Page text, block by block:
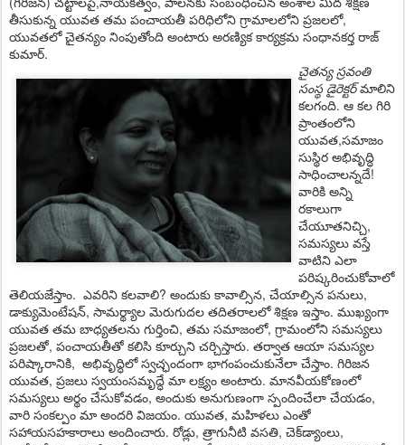
తీసుకున్న యువ‌త త‌మ పంచాయ‌తీ ప‌రిధిలోని గ్రామాలలోని ప్ర‌జ‌ల‌లో,
యువ‌తలో చైత‌న్యం నింపుతోంది అంటారు అర‌ణ్యిక కార్య‌క్ర‌మ సంధాన‌క‌ర్త‌ రాజ్
కుమార్.
చైత‌న్య స్ర‌వంతి
సంస్థ డైరెక్ట‌ర్మాలిని
కలగంది. ఆ కల గిరి
ప్రాంతంలోని
యువ‌త,స‌మాజం
సుస్థిర అభివృద్ధి
సాధించాలన్నదే!
వారికి అన్ని
ర‌కాలుగా
చేయూత‌నిచ్చి,
స‌మ‌స్య‌లు వ‌స్తే
వాటిని ఎలా
ప‌రిష్కరించుకోవాలో
తెలియ‌జేస్తాం. ఎవ‌రిని క‌ల‌వాలి? అందుకు కావాల్సిన‌, చేయాల్సిన ప‌నులు,
డాక్యుమెంటేష‌న్‌, సామ‌ర్థ్యాల మెరుగుద‌ల త‌దిత‌రాల‌లో శిక్ష‌ణ ఇస్తాం. ముఖ్యంగా
యువ‌త త‌మ బాధ్య‌త‌ల‌ను గుర్తించి, త‌మ స‌మాజంలో, గ్రామంలోని స‌మ‌స్య‌లు
ప్ర‌జ‌ల‌తో, పంచాయ‌తీతో క‌లిసి కూర్చుని చ‌ర్చిస్తారు. త‌ర్వాత ఆయా స‌మ‌స్య‌ల
ప‌రిష్కారానికి, అభివృద్ధిలో స్వ‌చ్ఛందంగా భాగంపంచుకునేలా చేస్తాం. గిరిజన
యువ‌త‌, ప్ర‌జ‌లు స్వ‌యంసమృద్ధే మా ల‌క్ష్యం అంటారు. మానవీయకోణంలో
సమస్యలు అర్థం చేసుకోవడం, అందుకు అనుగుణంగా స్పందించేలా చేయడం,
వారి సంకల్పం మా అందరి విజయం. యువ‌త‌, మ‌హిళ‌లు ఎంతో
స‌హాయ‌స‌హ‌కారాలు అందించారు. రోడ్లు, త్రాగునీటి వస‌తి, చెక్‌డ్యాంలు,